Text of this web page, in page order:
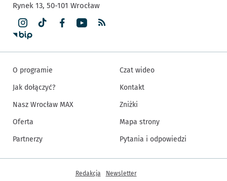
Rynek 13, 50-101 Wrocław
O programie
Jak dołączyć?
Nasz Wrocław MAX
Oferta
Partnerzy
Czat wideo
Kontakt
Zniżki
Mapa strony
Pytania i odpowiedzi
Inne informacje
Redakcja Newsletter